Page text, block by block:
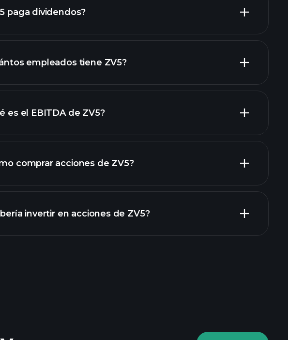
informes financieros
paga dividendos?
acciones de alto dividendo
empleados tiene ZV5?
es el EBITDA de ZV5?
informes financieros
comprar acciones de ZV5?
invertir en acciones de ZV5?